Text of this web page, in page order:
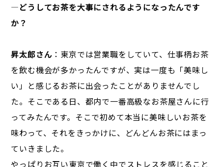
―どうしてお茶を大事にされるようになったんです
か？
昇太郎さん ：東京では営業職をしていて、仕事柄お茶
を飲む機会が多かったんですが、実は一度も「美味し
い」と感じるお茶に出会ったことがありませんでし
た。そこである日、都内で一番高級なお茶屋さんに行
ってみたんです。そこで初めて本当に美味しいお茶を
味わって、それをきっかけに、どんどんお茶にはまっ
ていきました。
やっぱりお互い東京で働く中でストレスを感じること